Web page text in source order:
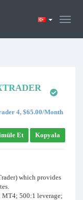
4, $65.00/Month
Et Kopyala
which provides
MT4; 500:1 leverage;